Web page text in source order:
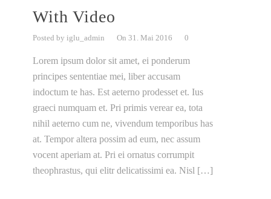
With Video
Posted by iglu_admin On 31. Mai 2016 0
Lorem ipsum dolor sit amet, ei ponderum
principes sententiae mei, liber accusam
indoctum te has. Est aeterno prodesset et. Ius
graeci numquam et. Pri primis verear ea, tota
nihil aeterno cum ne, vivendum temporibus has
at. Tempor altera possim ad eum, nec assum
vocent aperiam at. Pri ei ornatus corrumpit
theophrastus, qui elitr delicatissimi ea. Nisl […]